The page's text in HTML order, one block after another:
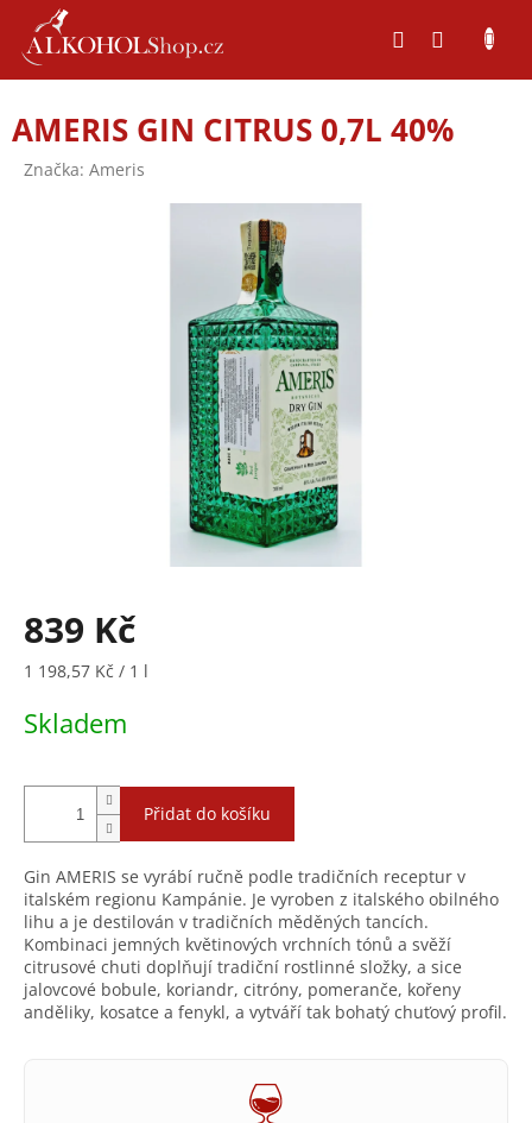
obsah
AMERIS GIN CITRUS 0,7L 40%
Značka: Ameris
839 Kč
Měrná
1 198,57 Kč / 1 l
Skladem
Přidat do košíku
Gin AMERIS se vyrábí ručně podle tradičních receptur v
italském regionu Kampánie. Je vyroben z italského obilného
lihu a je destilován v tradičních měděných tancích.
Kombinaci jemných květinových vrchních tónů a svěží
citrusové chuti doplňují tradiční rostlinné složky, a sice
jalovcové bobule, koriandr, citróny, pomeranče, kořeny
anděliky, kosatce a fenykl, a vytváří tak bohatý chuťový profil.